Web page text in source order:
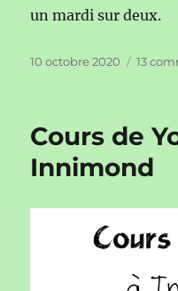
un mardi sur deux.
Publié
10 octobre 2020 13
Cours de
Innimond